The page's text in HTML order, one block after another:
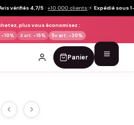
vérifiés 4,7/5 · +10 000 clients|⚡ Expédié sous
plus vous économisez :
-10% 4 art. -15% 5+ art. -20%
Panier